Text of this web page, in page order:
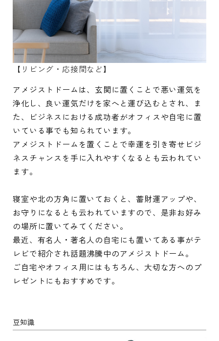
【リビング・応接間など】
アメジストドームは、玄関に置くことで悪い運気を
浄化し、良い運気だけを家へと運び込むとされ、ま
た、ビジネスにおける成功者がオフィスや自宅に置
いている事でも知られています。
アメジストドームを置くことで幸運を引き寄せビジ
ネスチャンスを手に入れやすくなるとも云われてい
ます。
寝室や北の方角に置いておくと、蓄財運アップや、
お守りになるとも云われていますので、是非お好み
の場所に置いてみてください。
最近、有名人・著名人の自宅にも置いてある事がテ
レビで紹介され話題沸騰中のアメジストドーム。
ご自宅やオフィス用にはもちろん、大切な方へのプ
レゼントにもおすすめです。
豆知識